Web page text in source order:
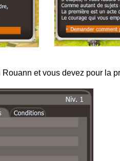
et vous devez pour la